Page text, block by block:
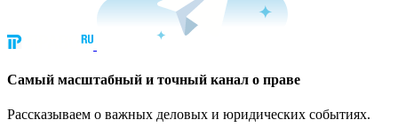
Cамый масштабный и точный канал о праве
Рассказываем о важных деловых и юридических событиях.